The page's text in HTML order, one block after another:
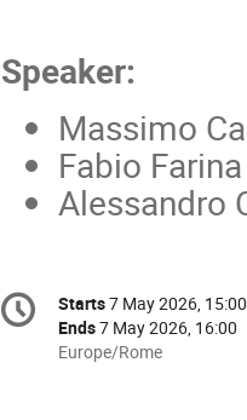
Speaker:
Massimo
Fabio
Alessandro
Conference
information
Date/Time
Starts7 May 2026, 15:00
Ends7 May 2026, 16:00
All
Europe/Rome